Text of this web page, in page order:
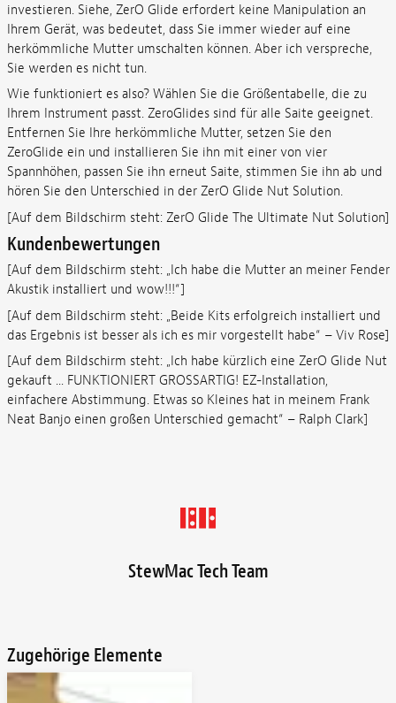
investieren. Siehe, ZerO Glide erfordert keine Manipulation an
Ihrem Gerät, was bedeutet, dass Sie immer wieder auf eine
herkömmliche Mutter umschalten können. Aber ich verspreche,
Sie werden es nicht tun.
Wie funktioniert es also? Wählen Sie die Größentabelle, die zu
Ihrem Instrument passt. ZeroGlides sind für alle Saite geeignet.
Entfernen Sie Ihre herkömmliche Mutter, setzen Sie den
ZeroGlide ein und installieren Sie ihn mit einer von vier
Spannhöhen, passen Sie ihn erneut Saite, stimmen Sie ihn ab und
hören Sie den Unterschied in der ZerO Glide Nut Solution.
[Auf dem Bildschirm steht: ZerO Glide The Ultimate Nut Solution]
Kundenbewertungen
[Auf dem Bildschirm steht: „Ich habe die Mutter an meiner Fender
Akustik installiert und wow!!!“]
[Auf dem Bildschirm steht: „Beide Kits erfolgreich installiert und
das Ergebnis ist besser als ich es mir vorgestellt habe“ – Viv Rose]
[Auf dem Bildschirm steht: „Ich habe kürzlich eine ZerO Glide Nut
gekauft ... FUNKTIONIERT GROSSARTIG! EZ-Installation,
einfachere Abstimmung. Etwas so Kleines hat in meinem Frank
Neat Banjo einen großen Unterschied gemacht“ – Ralph Clark]
StewMac Tech Team
Zugehörige Elemente